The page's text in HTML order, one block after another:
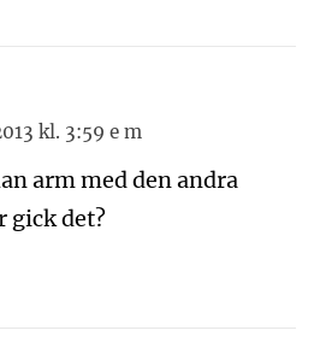
kl. 3:59 e m
arm med den andra
gick det?